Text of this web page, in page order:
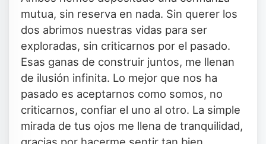
mutua, sin reserva en nada. Sin querer los
dos abrimos nuestras vidas para ser
exploradas, sin criticarnos por el pasado.
Esas ganas de construir juntos, me llenan
de ilusión infinita. Lo mejor que nos ha
pasado es aceptarnos como somos, no
criticarnos, confiar el uno al otro. La simple
mirada de tus ojos me llena de tranquilidad,